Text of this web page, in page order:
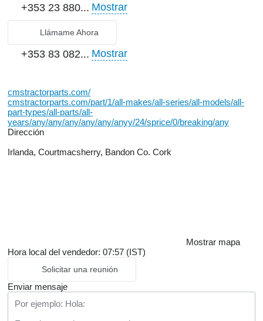
+353 23 880... Mostrar
Llámame Ahora
+353 83 082... Mostrar
cmstractorparts.com/
cmstractorparts.com/part/1/all-makes/all-series/all-models/all-
part-types/all-parts/all-
years/any/any/any/any/any/anyy/24/sprice/0/breaking/any
Dirección
Irlanda, Courtmacsherry, Bandon Co. Cork
Mostrar mapa
Hora local del vendedor: 07:57 (IST)
Solicitar una reunión
Enviar mensaje